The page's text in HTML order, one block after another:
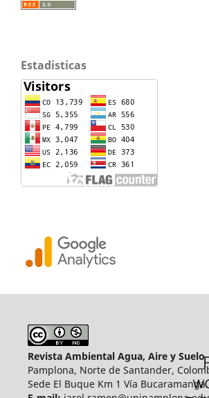
Estadisticas
Revista Ambiental Agua, Aire y Suelo
Pamplona, Norte de Santander,
Sede El Buque Km 1 Vía Bucaramanga.